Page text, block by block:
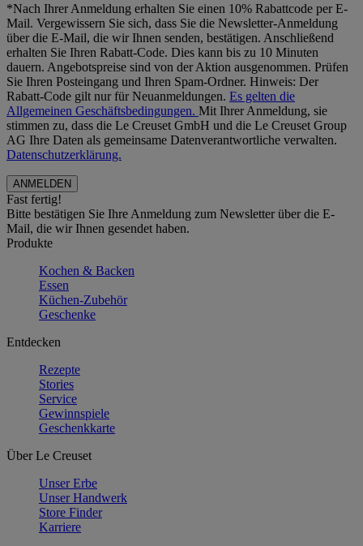
*Nach Ihrer Anmeldung erhalten Sie einen 10% Rabattcode per E-
Mail. Vergewissern Sie sich, dass Sie die Newsletter-Anmeldung
über die E-Mail, die wir Ihnen senden, bestätigen. Anschließend
erhalten Sie Ihren Rabatt-Code. Dies kann bis zu 10 Minuten
dauern. Angebotspreise sind von der Aktion ausgenommen. Prüfen
Sie Ihren Posteingang und Ihren Spam-Ordner. Hinweis: Der
Rabatt-Code gilt nur für Neuanmeldungen. Es gelten die
Allgemeinen Geschäftsbedingungen. Mit Ihrer Anmeldung, sie
stimmen zu, dass die Le Creuset GmbH und die Le Creuset Group
AG Ihre Daten als gemeinsame Datenverantwortliche verwalten.
Datenschutzerklärung.
Fast fertig!
Bitte bestätigen Sie Ihre Anmeldung zum Newsletter über die E-
Mail, die wir Ihnen gesendet haben.
Produkte
Kochen & Backen
Essen
Küchen-Zubehör
Geschenke
Entdecken
Rezepte
Stories
Service
Gewinnspiele
Geschenkkarte
Über Le Creuset
Unser Erbe
Unser Handwerk
Store Finder
Karriere